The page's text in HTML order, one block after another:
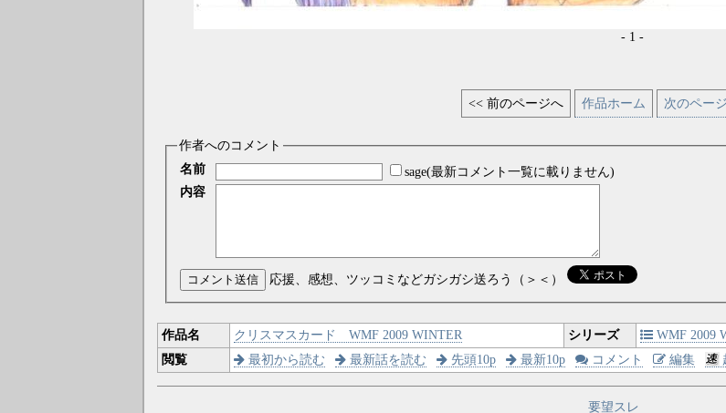
- 1 -
<< 前のページへ 作品ホーム 次のペー
作者へのコメント
名前
sage(最新コメント一覧に載りません)
内容
コメント送信 応援、感想、ツッコミなどガシガシ送ろう（＞＜）
作品名 クリスマスカード WMF 2009 WINTER シリーズ WMF 2009
閲覧
最初から読む 最新話を読む 先頭10p 最新10p コメント 編集
要望スレ